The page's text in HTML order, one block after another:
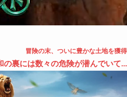
冒険の末、ついに豊かな土地を獲得
の裏には数々の危険が潜んでいて...